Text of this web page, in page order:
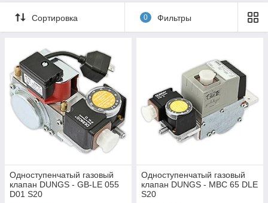
Сортировка 0 Фильтры
Одноступенчатый газовый
клапан DUNGS - GB-LE 055
D01 S20
Одноступенчатый газовый
клапан DUNGS - MBC 65 DLE
S20